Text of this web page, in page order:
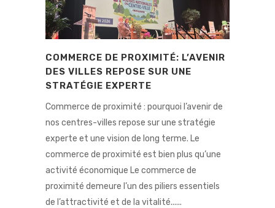
COMMERCE DE PROXIMITÉ: L’AVENIR
DES VILLES REPOSE SUR UNE
STRATÉGIE EXPERTE
Commerce de proximité : pourquoi l’avenir de
nos centres-villes repose sur une stratégie
experte et une vision de long terme. Le
commerce de proximité est bien plus qu’une
activité économique Le commerce de
proximité demeure l’un des piliers essentiels
de l’attractivité et de la vitalité......